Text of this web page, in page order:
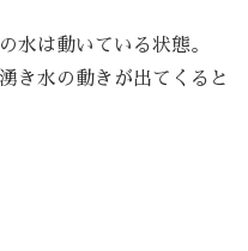
水は動いている状態。
き水の動きが出てくると